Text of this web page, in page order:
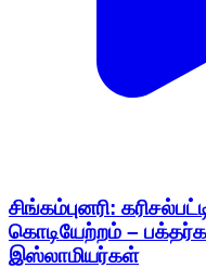
சிங்கம்புனரி:
கொடியேற்றம் –
இஸ்லாமியர்கள்